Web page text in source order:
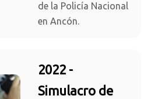
de la Policía Nacional
en Ancón.
2022 -
Simulacro de